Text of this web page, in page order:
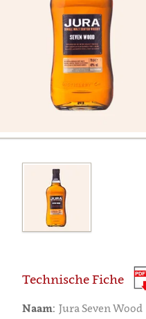
Technische Fiche
Naam: Jura Seven Wood